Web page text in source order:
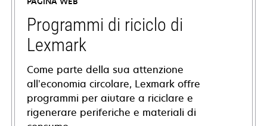
una
nuova
scheda
Programmi di riciclo di
Lexmark
Come parte della sua attenzione
all’economia circolare, Lexmark offre
programmi per aiutare a riciclare e
rigenerare periferiche e materiali di